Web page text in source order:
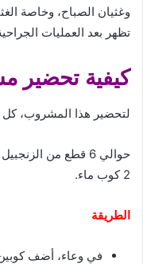
وغثيان الصباح، وخاصة
تظهر بعد العمليات
كيفية تحضير
لتحضير هذا المشروب، كل
حوالي 6 قطع من الزنجبيل المبروش.
2 كوب ماء.
الطريقة
في وعاء، أضف